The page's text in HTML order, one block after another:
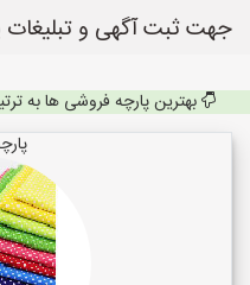
جهت ثبت آگهی و
بهترین پارچه فروشی ها به